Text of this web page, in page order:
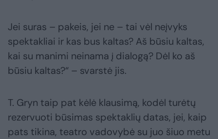
Jei suras – pakeis, jei ne – tai vėl neįvyks
spektakliai ir kas bus kaltas? Aš būsiu kaltas,
kai su manimi neinama į dialogą? Dėl ko aš
būsiu kaltas?“ – svarstė jis.
T. Gryn taip pat kėlė klausimą, kodėl turėtų
rezervuoti būsimas spektaklių datas, jei, kaip
pats tikina, teatro vadovybė su juo šiuo metu